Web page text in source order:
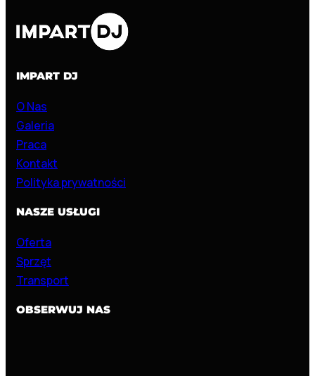
IMPART DJ
O Nas
Galeria
Praca
Kontakt
Polityka prywatności
NASZE USŁUGI
Oferta
Sprzęt
Transport
OBSERWUJ NAS